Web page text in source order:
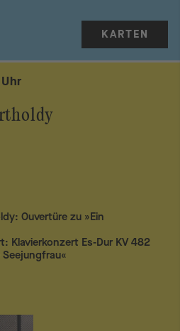
KARTEN
Ouvertüre zu »Ein
Klavierkonzert Es-Dur KV 482